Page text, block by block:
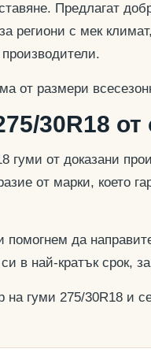
Предлагат
региони с мек
от размери
30R18
гуми от доказани
от марки, което
да
в най-кратък
на гуми 275/30R18 и